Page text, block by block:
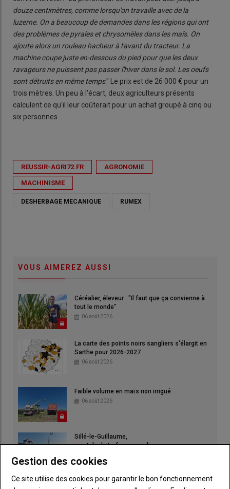
douze centimètres, comme lorsqu'on travaille avec de la
luzerne. On a beaucoup de demandes dans les régions qui ont
des problèmes de pyrales et chrysomèles dans les maïs. On
ajoute alors un rouleau hacheur à l'avant du tracteur. La
machine coupe juste en-dessous du pied pour que les deux
ravageurs ne puissent pas passer l'hiver dans le sol. Les oeufs
sont détruits en même temps." Le prix est de 26 000 € pour un
trois mètres. Un peu à l'écart, deux agriculteurs présents
calculent ce qu'il leur coûterait pour un achat groupé à cinq ou
six personnes...
REUSSIR-AGRI72.FR AGRONOMIE
MACHINISME
DESHERBAGE MECANIQUE RUMEX
VOUS AIMEREZ AUSSI
Céréalier, éleveur : "Il faut que ça convienne à
tout le monde"
06 août 2026
La carte des points noirs sangliers s'élargit en
Sarthe pour 2026-2027
06 août 2026
Faible volume en maïs non irrigué
06 août 2026
Sillé-le-Guillaume,
capitale du turf ce samedi
"J'aime les activités
Gestion des cookies
Ce site utilise des cookies pour garantir le bon fonctionnement